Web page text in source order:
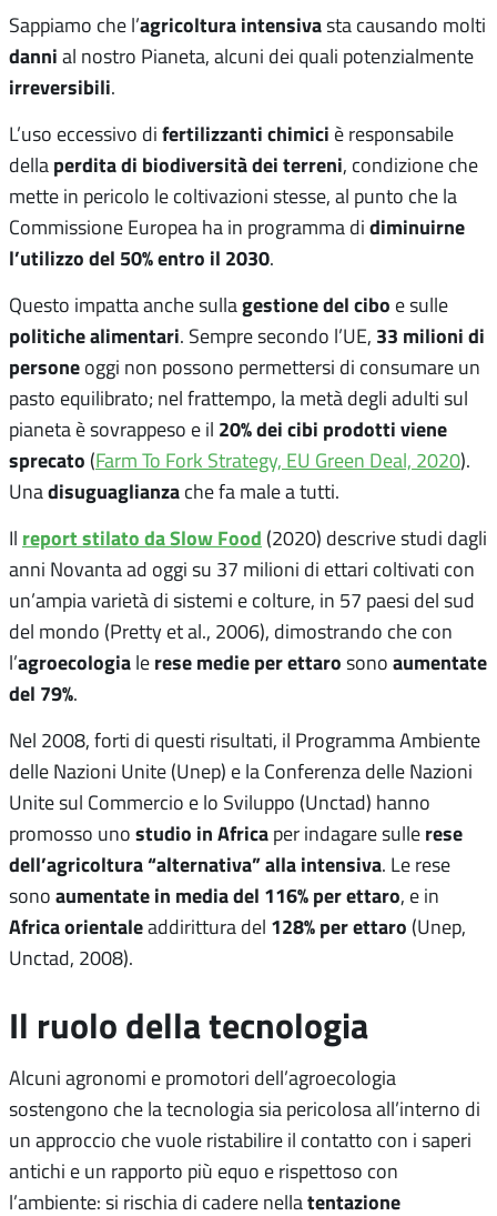
Sappiamo che l’agricoltura intensivasta causando molti
danni al nostro Pianeta, alcuni dei quali potenzialmente
irreversibili.
L’uso eccessivo di fertilizzanti chimici è responsabile
della perdita di biodiversità dei terreni, condizione che
mette in pericolo le coltivazioni stesse, al punto che la
Commissione Europea ha in programma di diminuirne
l’utilizzo del 50% entro il 2030.
Questo impatta anche sullagestione del cibo e sulle
politiche alimentari. Sempre secondo l’UE, 33 milioni di
persone oggi non possono permettersi di consumare un
pasto equilibrato; nel frattempo, la metà degli adulti sul
pianeta è sovrappeso e il 20% dei cibi prodotti viene
sprecato (Farm To Fork Strategy, EU Green Deal, 2020).
Unadisuguaglianza che fa male a tutti.
Il report stilato da Slow Food (2020) descrive studi dagli
anni Novanta ad oggi su 37 milioni di ettari coltivati con
un’ampia varietà di sistemi e colture, in 57 paesi del sud
del mondo (Pretty et al., 2006), dimostrando che con
l’agroecologia le rese medie per ettaro sono aumentate
del 79%.
Nel 2008, forti di questi risultati, il Programma Ambiente
delle Nazioni Unite (Unep) e la Conferenza delle Nazioni
Unite sul Commercio e lo Sviluppo (Unctad) hanno
promosso uno studio in Africa per indagare sulle rese
dell’agricoltura “alternativa” alla intensiva. Le rese
sono aumentate in media del 116% per ettaro, e in
Africa orientaleaddirittura del 128% per ettaro (Unep,
Unctad, 2008).
Il ruolo della tecnologia
Alcuni agronomi e promotori dell’agroecologia
sostengono che la tecnologia sia pericolosa all’interno di
un approccio che vuole ristabilire il contatto con i saperi
antichi e un rapporto più equo e rispettoso con
l’ambiente: si rischia di cadere nellatentazione